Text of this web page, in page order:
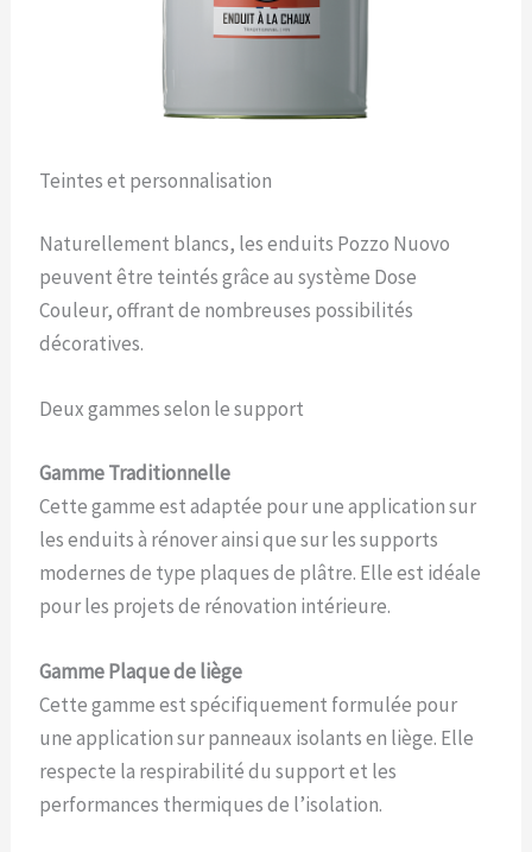
Teintes et personnalisation
Naturellement blancs, les enduits Pozzo Nuovo
peuvent être teintés grâce au système Dose
Couleur, offrant de nombreuses possibilités
décoratives.
Deux gammes selon le support
Gamme Traditionnelle
Cette gamme est adaptée pour une application sur
les enduits à rénover ainsi que sur les supports
modernes de type plaques de plâtre. Elle est idéale
pour les projets de rénovation intérieure.
Gamme Plaque de liège
Cette gamme est spécifiquement formulée pour
une application sur panneaux isolants en liège. Elle
respecte la respirabilité du support et les
performances thermiques de l’isolation.